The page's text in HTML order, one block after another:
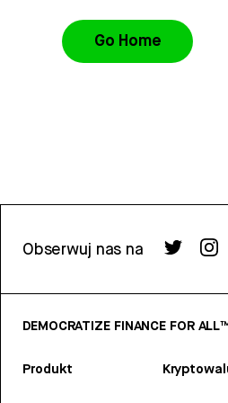
Go Home
Obserwuj nas na
DEMOCRATIZE FINANCE FOR
Produkt